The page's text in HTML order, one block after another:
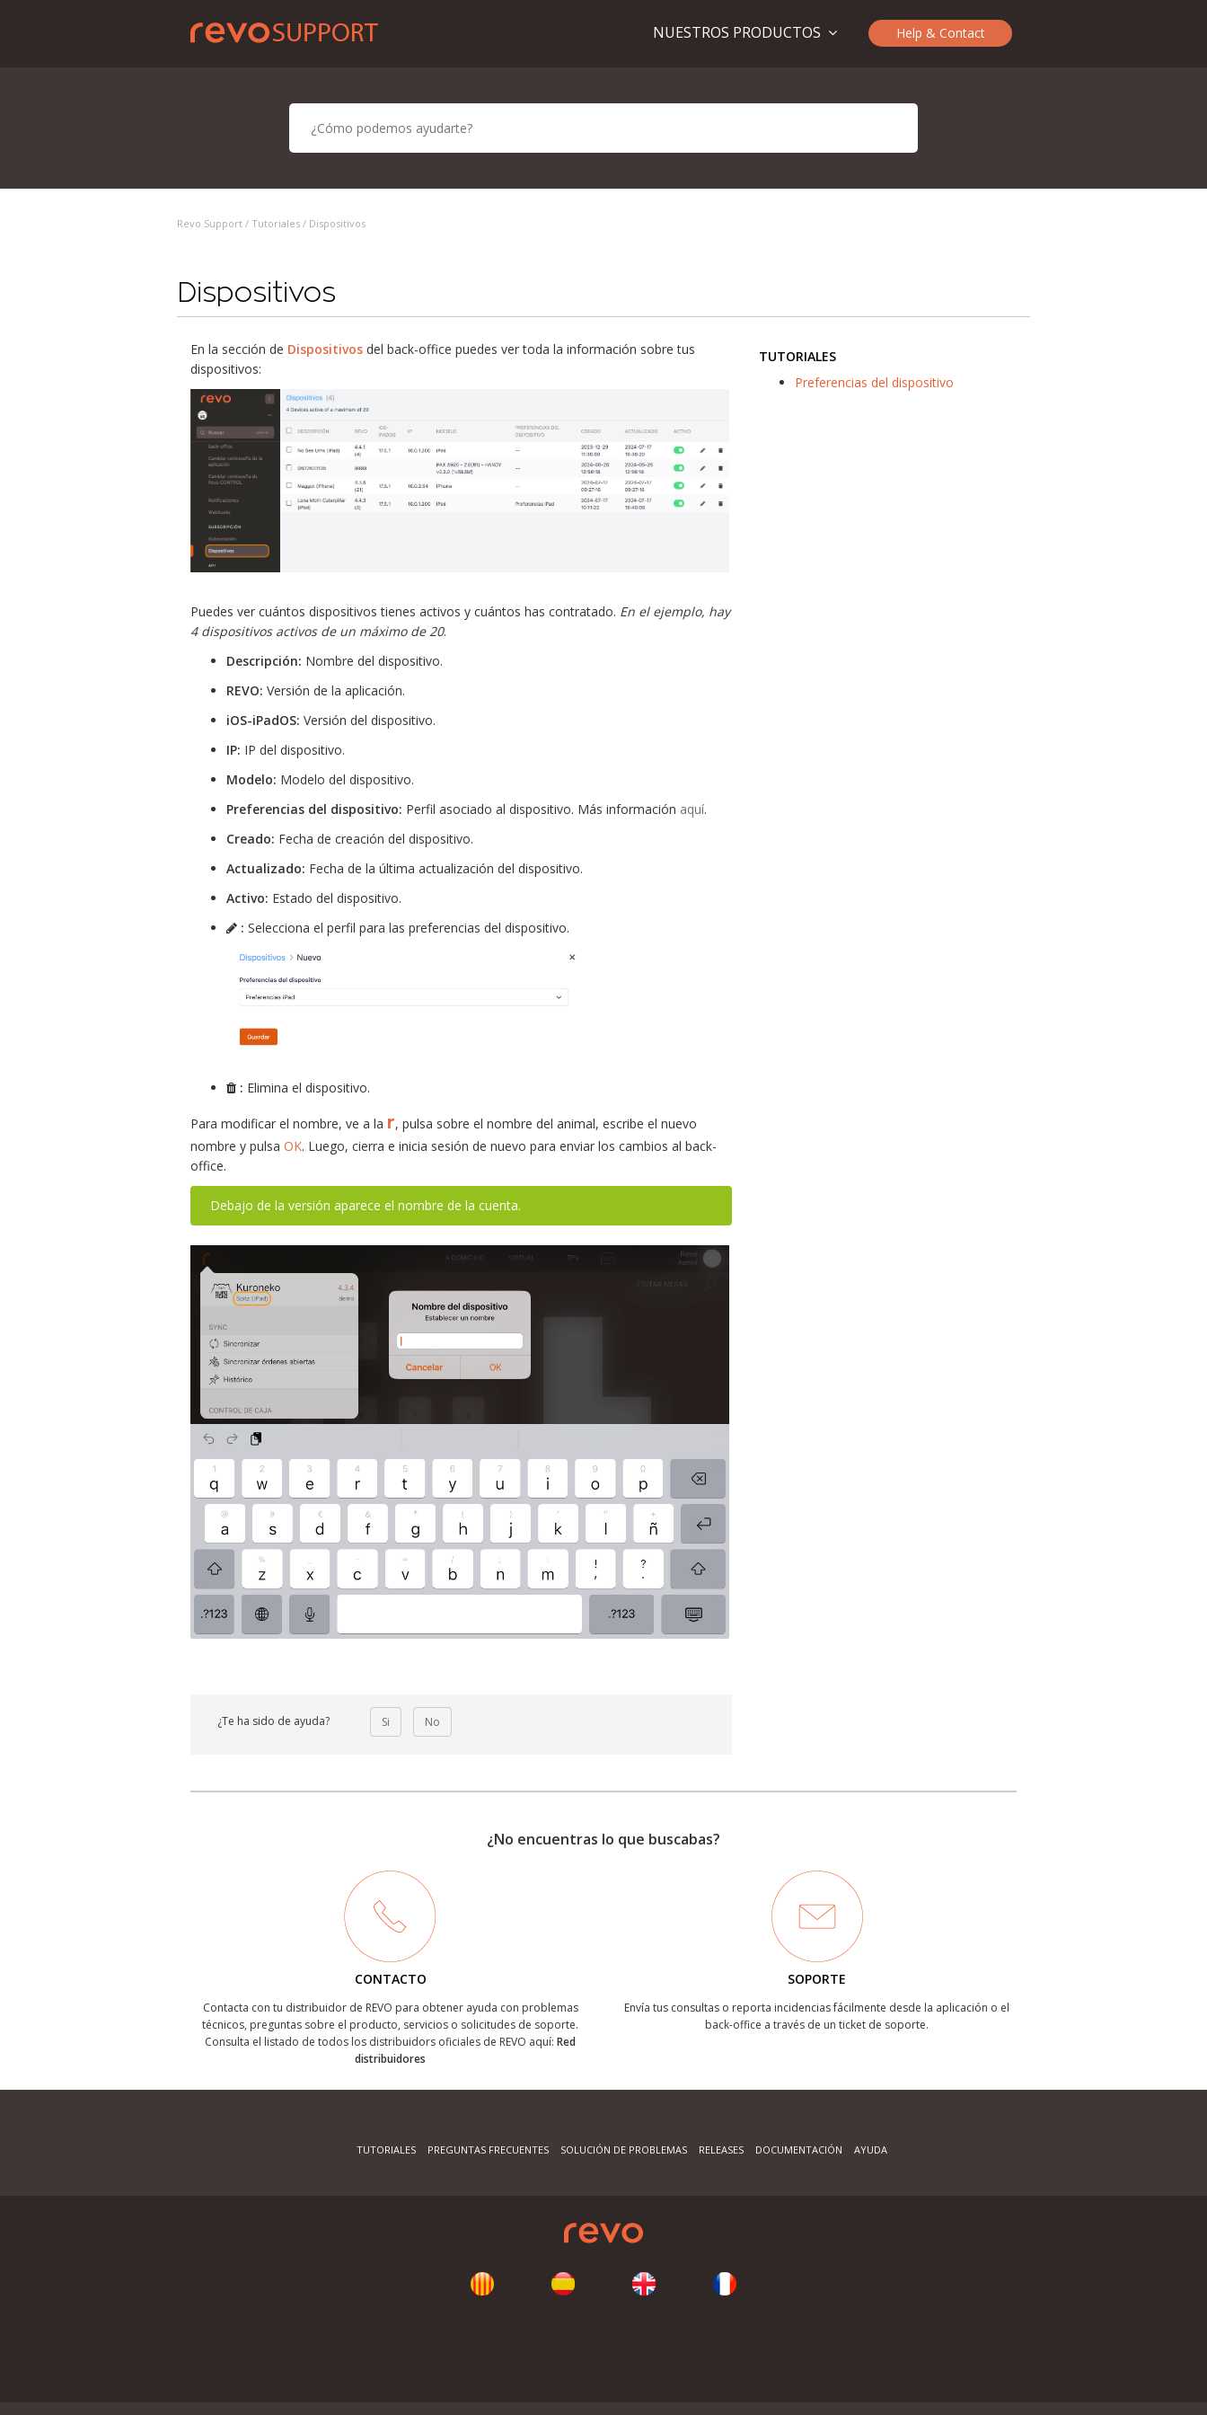
Help & Contact
NUESTROS PRODUCTOS
Revo Support / Tutoriales / Dispositivos
Dispositivos
En la sección de Dispositivos del back-office puedes ver toda la información sobre tus
dispositivos:
Puedes ver cuántos dispositivos tienes activos y cuántos has contratado. En el ejemplo, hay
4 dispositivos activos de un máximo de 20.
Descripción: Nombre del dispositivo.
REVO: Versión de la aplicación.
iOS-iPadOS: Versión del dispositivo.
IP: IP del dispositivo.
Modelo: Modelo del dispositivo.
Preferencias del dispositivo: Perfil asociado al dispositivo. Más información aquí.
Creado: Fecha de creación del dispositivo.
Actualizado: Fecha de la última actualización del dispositivo.
Activo: Estado del dispositivo.
: Selecciona el perfil para las preferencias del dispositivo.
: Elimina el dispositivo.
Para modificar el nombre, ve a la r, pulsa sobre el nombre del animal, escribe el nuevo
nombre y pulsa OK. Luego, cierra e inicia sesión de nuevo para enviar los cambios al back-
office.
Debajo de la versión aparece el nombre de la cuenta.
¿Te ha sido de ayuda? Si No
TUTORIALES
Preferencias del dispositivo
¿No encuentras lo que buscabas?
CONTACTO
Contacta con tu distribuidor de REVO para obtener ayuda con problemas
técnicos, preguntas sobre el producto, servicios o solicitudes de soporte.
Consulta el listado de todos los distribuidors oficiales de REVO aquí: Red
distribuidores
SOPORTE
Envía tus consultas o reporta incidencias fácilmente desde la aplicación o el
back-office a través de un ticket de soporte.
TUTORIALES PREGUNTAS FRECUENTES SOLUCIÓN DE PROBLEMAS RELEASES DOCUMENTACIÓN AYUDA